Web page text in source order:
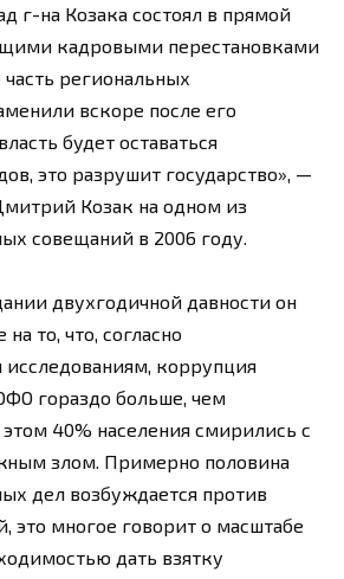
г-на Козака состоял в прямой
кадровыми перестановками
региональных
вскоре после его
будет оставаться
это разрушит государство», —
Козак на одном из
совещаний в 2006 году.
двухгодичной давности он
то, что, согласно
коррупция
гораздо больше, чем
40% населения смирились с
злом. Примерно половина
дел возбуждается против
это многое говорит о масштабе
дать взятку